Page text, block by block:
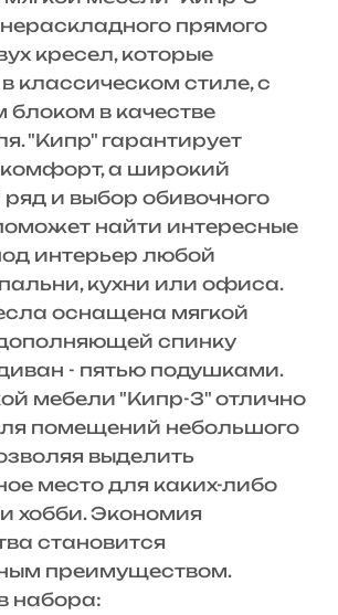
прямого
кресел, которые
классическом стиле, с
в качестве
"Кипр" гарантирует
комфорт, а широкий
и выбор обивочного
найти интересные
интерьер любой
кухни или офиса.
оснащена мягкой
спинку
- пятью подушками.
мебели "Кипр-3" отлично
помещений небольшого
выделить
место для каких-либо
хобби. Экономия
становится
преимуществом.